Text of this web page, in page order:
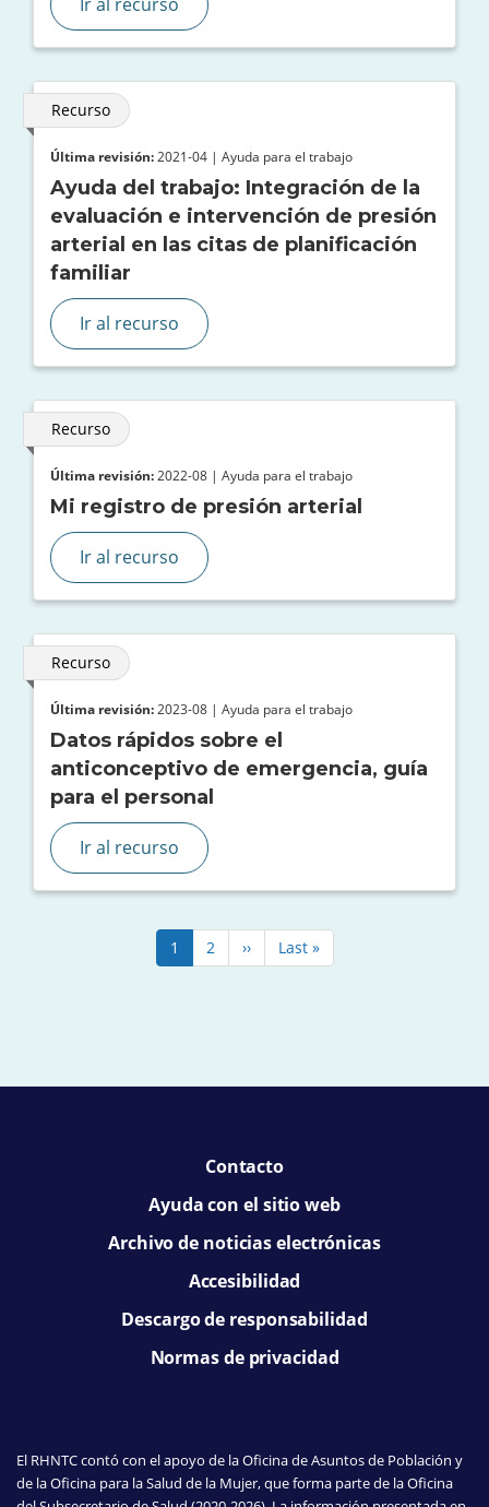
Recurso
Última revisión: 2021-04 | Ayuda para el trabajo
Ayuda del trabajo: Integración de la
evaluación e intervención de presión
arterial en las citas de planificación
familiar
Ir al recurso
Recurso
Última revisión: 2022-08 | Ayuda para el trabajo
Mi registro de presión arterial
Ir al recurso
Recurso
Última revisión: 2023-08 | Ayuda para el trabajo
Datos rápidos sobre el
anticonceptivo de emergencia, guía
para el personal
Ir al recurso
Página
actual
1 Página
2
Siguiente
página
››
Última
página
Last »
Contacto
Ayuda con el sitio web
Archivo de noticias electrónicas
Accesibilidad
Descargo de responsabilidad
Normas de privacidad
El RHNTC contó con el apoyo de la Oficina de Asuntos de Población y
de la Oficina para la Salud de la Mujer, que forma parte de la Oficina